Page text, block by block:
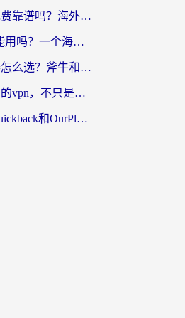
雷霆加速下载免费靠谱吗？海外党选回国加速器的避坑指南（附热门工具对比）
NordVPN 回国能用吗？一个海外用户必须面对的真实困境
海外回国加速器怎么选？斧牛和海龟哪个好？一篇帮你避开坑的实用指南
从匈牙利回国内的vpn，不只是为了刷剧那么简单
海外党必看：Quickback和OurPlay好用吗？3分钟选对回国加速器，无缝刷剧玩游戏